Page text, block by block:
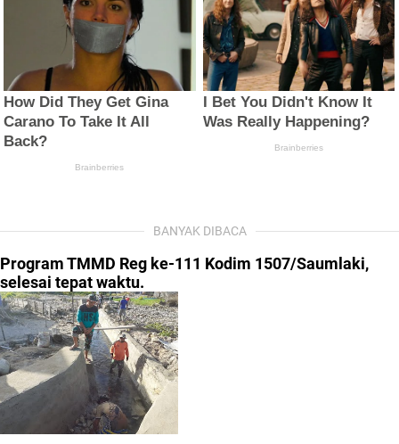
BANYAK DIBACA
Program TMMD Reg ke-111 Kodim 1507/Saumlaki,
selesai tepat waktu.